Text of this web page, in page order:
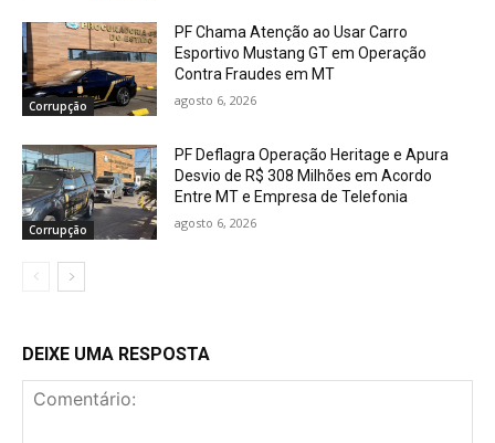
Corrupção
PF Chama Atenção ao Usar Carro
Esportivo Mustang GT em Operação
Contra Fraudes em MT
agosto 6, 2026
Corrupção
PF Deflagra Operação Heritage e Apura
Desvio de R$ 308 Milhões em Acordo
Entre MT e Empresa de Telefonia
agosto 6, 2026
DEIXE UMA RESPOSTA